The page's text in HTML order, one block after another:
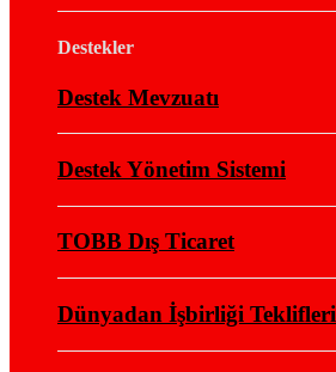
Destekler
Destek Mevzuatı
Destek Yönetim Sistemi
TOBB Dış Ticaret
Dünyadan İşbirliği Teklifleri